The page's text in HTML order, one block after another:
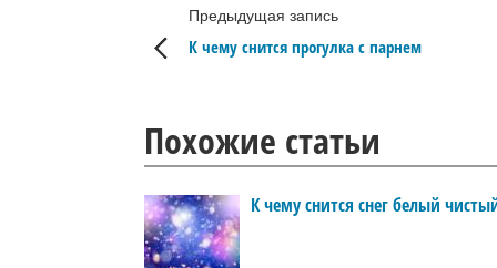
Предыдущая запись
К чему снится прогулка с парнем
Похожие статьи
К чему снится снег белый